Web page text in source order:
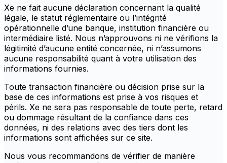
Xe ne fait aucune déclaration concernant la qualité
légale, le statut réglementaire ou l’intégrité
opérationnelle d’une banque, institution financière ou
intermédiaire listé. Nous n’approuvons ni ne vérifions la
légitimité d’aucune entité concernée, ni n’assumons
aucune responsabilité quant à votre utilisation des
informations fournies.
Toute transaction financière ou décision prise sur la
base de ces informations est prise à vos risques et
périls. Xe ne sera pas responsable de toute perte, retard
ou dommage résultant de la confiance dans ces
données, ni des relations avec des tiers dont les
informations sont affichées sur ce site.
Nous vous recommandons de vérifier de manière